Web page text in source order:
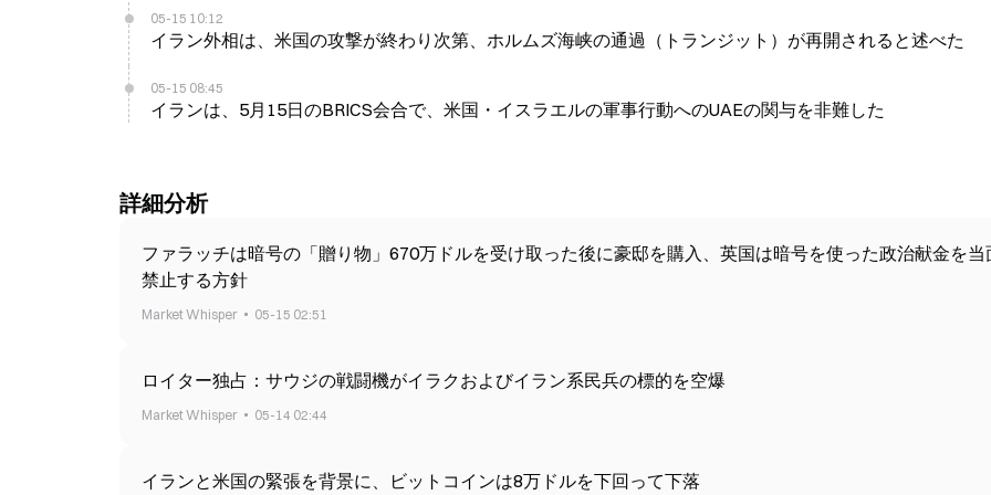
05-15 10:12
イラン外相は、米国の攻撃が終わり次第、ホルムズ海峡の通過（トランジット）が再開されると述べた
05-15 08:45
イランは、5月15日のBRICS会合で、米国・イスラエルの軍事行動へのUAEの関与を非難した
詳細分析
ファラッチは暗号の「贈り物」670万ドルを受け取った後に豪邸を購入、英国は暗号を使った政治献金を当
禁止する方針
Market Whisper 05-15 02:51
ロイター独占：サウジの戦闘機がイラクおよびイラン系民兵の標的を空爆
Market Whisper 05-14 02:44
イランと米国の緊張を背景に、ビットコインは8万ドルを下回って下落